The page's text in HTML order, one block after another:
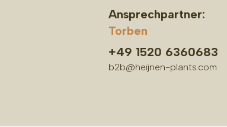
Ansprechpartner:
Torben
+49 1520 6360683
b2b@heijnen-plants.com